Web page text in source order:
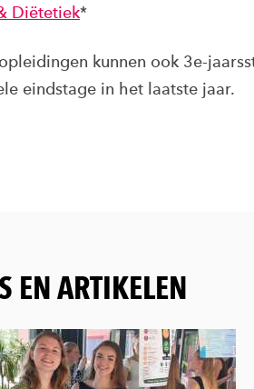
Diëtetiek*
kunnen ook 3e-
eindstage in het laatste jaar.
EN ARTIKELEN